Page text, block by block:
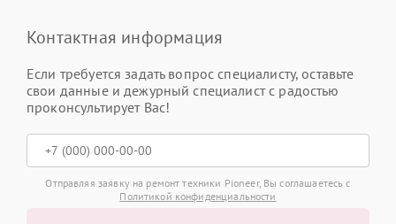
Контактная информация
Если требуется задать вопрос специалисту, оставьте
свои данные и дежурный специалист с радостью
проконсультирует Вас!
Отправляя заявку на ремонт техники Pioneer, Вы соглашаетесь с
Политикой конфиденциальности